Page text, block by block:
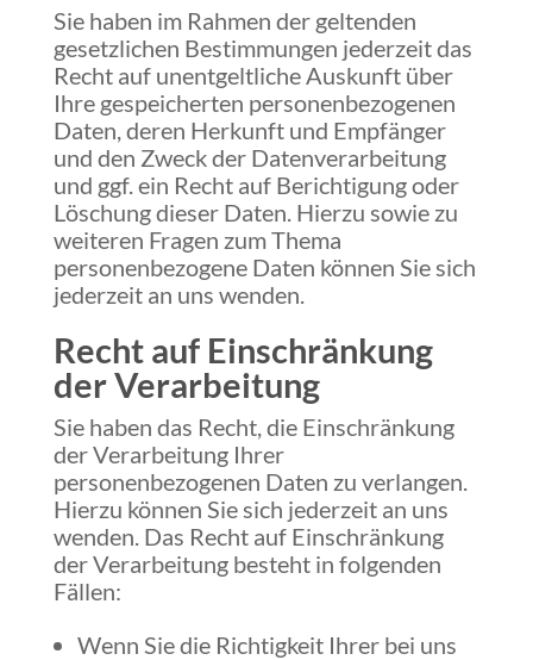
Sie haben im Rahmen der geltenden
gesetzlichen Bestimmungen jederzeit das
Recht auf unentgeltliche Auskunft über
Ihre gespeicherten personenbezogenen
Daten, deren Herkunft und Empfänger
und den Zweck der Datenverarbeitung
und ggf. ein Recht auf Berichtigung oder
Löschung dieser Daten. Hierzu sowie zu
weiteren Fragen zum Thema
personenbezogene Daten können Sie sich
jederzeit an uns wenden.
Recht auf Einschränkung
der Verarbeitung
Sie haben das Recht, die Einschränkung
der Verarbeitung Ihrer
personenbezogenen Daten zu verlangen.
Hierzu können Sie sich jederzeit an uns
wenden. Das Recht auf Einschränkung
der Verarbeitung besteht in folgenden
Fällen:
Wenn Sie die Richtigkeit Ihrer bei uns